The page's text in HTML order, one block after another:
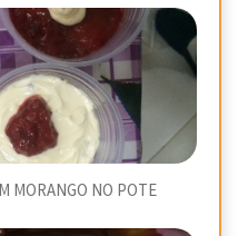
MORANGO NO POTE